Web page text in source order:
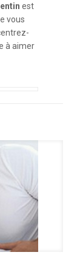
est
vous
à aimer